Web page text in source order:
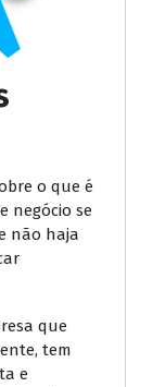
o que é
negócio se
não haja
que
tem
e